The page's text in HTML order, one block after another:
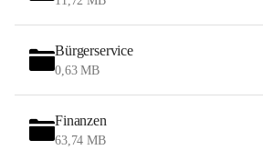
Bürgerservice
0,63 MB
Finanzen
63,74 MB